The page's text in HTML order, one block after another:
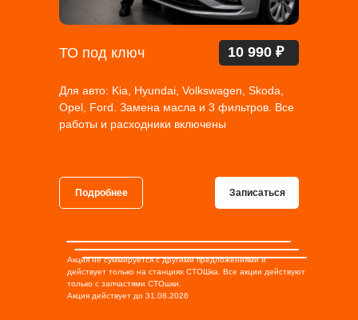
Записаться
Подробнее
ТО под ключ
Для авто: Kia, Hyundai, Volkswagen, Skoda,
Opel, Ford. Замена масла и 3 фильтров. Все
работы и расходники включены
10 990 ₽
Акция не суммируется с другими предложениями и
действует только на станциях СТОШка. Все акции действуют
только с запчастями СТОшки.
Акция действует до 31.08.2026